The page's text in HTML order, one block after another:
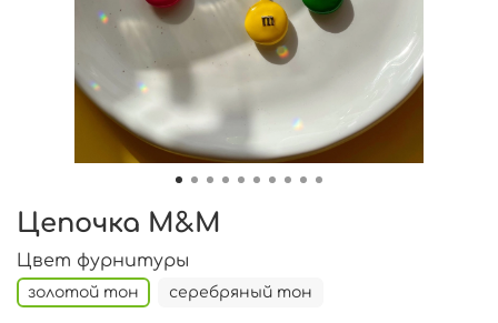
Цепочка M&M
Цвет фурнитуры
золотой тон серебряный тон